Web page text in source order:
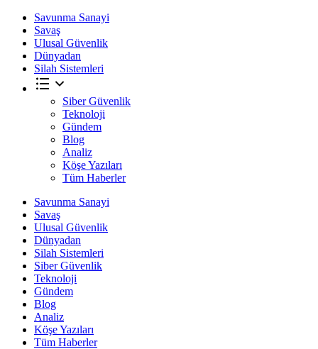
Savunma Sanayi
Savaş
Ulusal Güvenlik
Dünyadan
Silah Sistemleri
Siber Güvenlik
Teknoloji
Gündem
Blog
Analiz
Köşe Yazıları
Tüm Haberler
Savunma Sanayi
Savaş
Ulusal Güvenlik
Dünyadan
Silah Sistemleri
Siber Güvenlik
Teknoloji
Gündem
Blog
Analiz
Köşe Yazıları
Tüm Haberler